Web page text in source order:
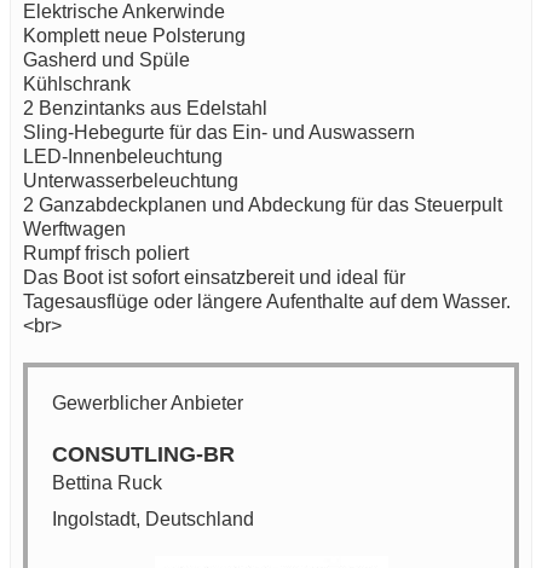
Elektrische Ankerwinde
Komplett neue Polsterung
Gasherd und Spüle
Kühlschrank
2 Benzintanks aus Edelstahl
Sling-Hebegurte für das Ein- und Auswassern
LED-Innenbeleuchtung
Unterwasserbeleuchtung
2 Ganzabdeckplanen und Abdeckung für das Steuerpult
Werftwagen
Rumpf frisch poliert
Das Boot ist sofort einsatzbereit und ideal für
Tagesausflüge oder längere Aufenthalte auf dem Wasser.
<br>
Gewerblicher Anbieter
CONSUTLING-BR
Bettina Ruck
Ingolstadt, Deutschland